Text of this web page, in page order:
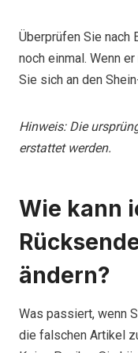
Überprüfen Sie nach
noch einmal. Wenn
Sie sich an den
Hinweis: Die
erstattet werden.
Wie kann
ändern?
Was passiert, wenn
die falschen Artikel